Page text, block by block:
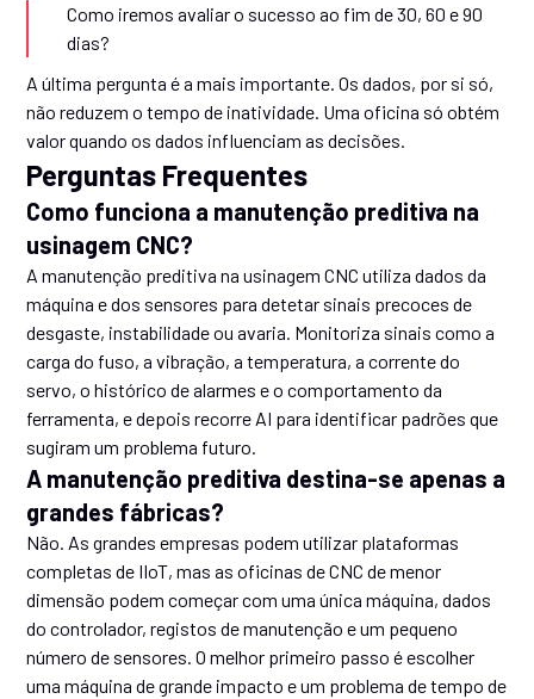
Como iremos avaliar o sucesso ao fim de 30, 60 e 90
dias?
A última pergunta é a mais importante. Os dados, por si só,
não reduzem o tempo de inatividade. Uma oficina só obtém
valor quando os dados influenciam as decisões.
Perguntas Frequentes
Como funciona a manutenção preditiva na
usinagem CNC?
A manutenção preditiva na usinagem CNC utiliza dados da
máquina e dos sensores para detetar sinais precoces de
desgaste, instabilidade ou avaria. Monitoriza sinais como a
carga do fuso, a vibração, a temperatura, a corrente do
servo, o histórico de alarmes e o comportamento da
ferramenta, e depois recorre AI para identificar padrões que
sugiram um problema futuro.
A manutenção preditiva destina-se apenas a
grandes fábricas?
Não. As grandes empresas podem utilizar plataformas
completas de IIoT, mas as oficinas de CNC de menor
dimensão podem começar com uma única máquina, dados
do controlador, registos de manutenção e um pequeno
número de sensores. O melhor primeiro passo é escolher
uma máquina de grande impacto e um problema de tempo de